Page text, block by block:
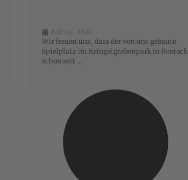
Juli 23, 2021
Wir freuen uns, dass der von uns gebaute
Spielplatz im Kringelgrabenpark in Rostock
schon seit ...